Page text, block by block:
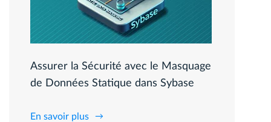
Assurer la Sécurité avec le Masquage
de Données Statique dans Sybase
En savoir plus